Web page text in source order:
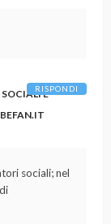
E
sociali; nel
RISPONDI